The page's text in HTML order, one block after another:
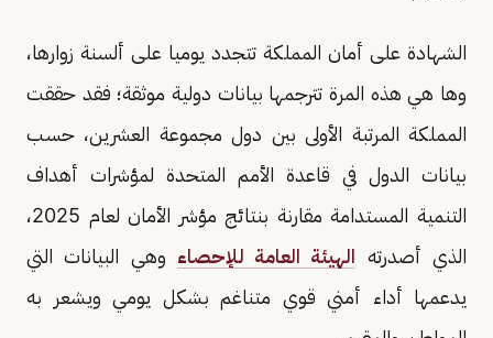
الشهادة على أمان المملكة تتجدد يوميا على ألسنة زوارها،
وها هي هذه المرة تترجمها بيانات دولية موثقة؛ فقد حققت
المملكة المرتبة الأولى بين دول مجموعة العشرين، حسب
بيانات الدول في قاعدة الأمم المتحدة لمؤشرات أهداف
التنمية المستدامة مقارنة بنتائج مؤشر الأمان لعام 2025،
الذي أصدرته الهيئة العامة للإحصاء وهي البيانات التي
يدعمها أداء أمني قوي متناغم بشكل يومي ويشعر به